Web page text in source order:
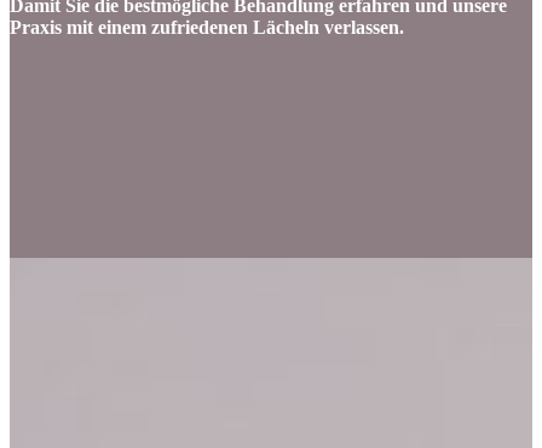
Damit Sie die bestmögliche Behandlung erfahren und unsere
Praxis mit einem zufriedenen Lächeln verlassen.